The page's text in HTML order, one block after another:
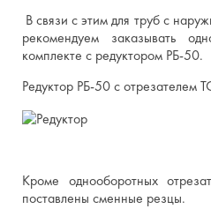
В связи с этим для труб с
рекомендуем заказывать
комплекте с редуктором РБ-50.
Редуктор РБ-50 с отрезателем
Кроме однооборотных
поставлены сменные резцы.